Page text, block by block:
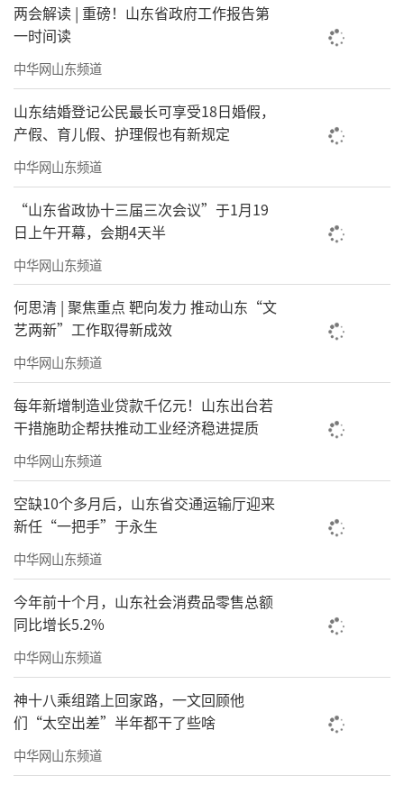
银丰物业集团银丰国际生物城项目刘宗禹（右一）
未来，银丰物业集团将继续秉持诚信·品
质·用心的服务理念，不断深化品牌建设，优
化服务体系，提升服务品质，用行动诠释品牌
的力量，为更多业主和客户打造安心、舒心、
贴心的服务环境，在物业行业的广阔舞台上持
续书写辉煌篇章。
两会解读 | 重磅！山东省政府工作报告第
一时间读
中华网山东频道
山东结婚登记公民最长可享受18日婚假，
产假、育儿假、护理假也有新规定
中华网山东频道
“山东省政协十三届三次会议”于1月19
日上午开幕，会期4天半
中华网山东频道
何思清 | 聚焦重点 靶向发力 推动山东“文
艺两新”工作取得新成效
中华网山东频道
每年新增制造业贷款千亿元！山东出台若
干措施助企帮扶推动工业经济稳进提质
中华网山东频道
空缺10个多月后，山东省交通运输厅迎来
新任“一把手”于永生
中华网山东频道
今年前十个月，山东社会消费品零售总额
同比增长5.2%
中华网山东频道
神十八乘组踏上回家路，一文回顾他
们“太空出差”半年都干了些啥
中华网山东频道